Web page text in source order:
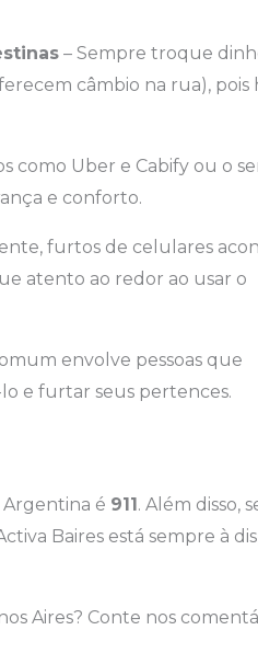
– Sempre troque
câmbio na rua), pois
como Uber e Cabify ou o
e conforto.
furtos de celulares
atento ao redor ao usar o
envolve pessoas que
e furtar seus pertences.
Argentina é 911 . Além disso,
Baires está sempre à
Aires? Conte nos